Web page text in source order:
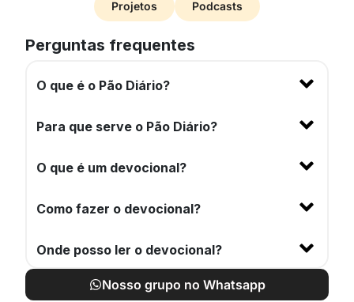
Projetos Podcasts
Perguntas frequentes
O que é o Pão Diário?
Para que serve o Pão Diário?
O que é um devocional?
Como fazer o devocional?
Onde posso ler o devocional?
Nosso grupo no Whatsapp